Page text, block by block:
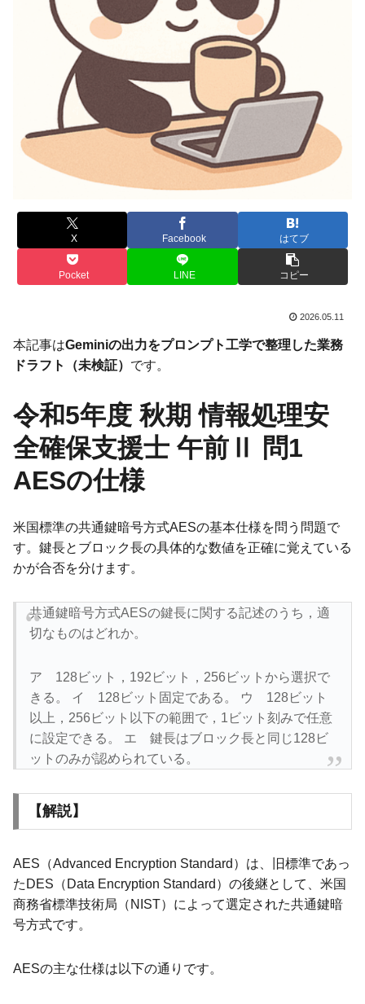
X Facebook はてブ
Pocket LINE コピー
2026.05.11
本記事はGeminiの出力をプロンプト工学で整理した業務
ドラフト（未検証） です。
令和5年度 秋期 情報処理安
全確保支援士 午前Ⅱ 問1
AESの仕様
米国標準の共通鍵暗号方式AESの基本仕様を問う問題で
す。鍵長とブロック長の具体的な数値を正確に覚えている
かが合否を分けます。
共通鍵暗号方式AESの鍵長に関する記述のうち，適
切なものはどれか。
ア 128ビット，192ビット，256ビットから選択で
きる。 イ 128ビット固定である。 ウ 128ビット
以上，256ビット以下の範囲で，1ビット刻みで任意
に設定できる。 エ 鍵長はブロック長と同じ128ビ
ットのみが認められている。
【解説】
AES（Advanced Encryption Standard）は、旧標準であっ
たDES（Data Encryption Standard）の後継として、米国
商務省標準技術局（NIST）によって選定された共通鍵暗
号方式です。
AESの主な仕様は以下の通りです。